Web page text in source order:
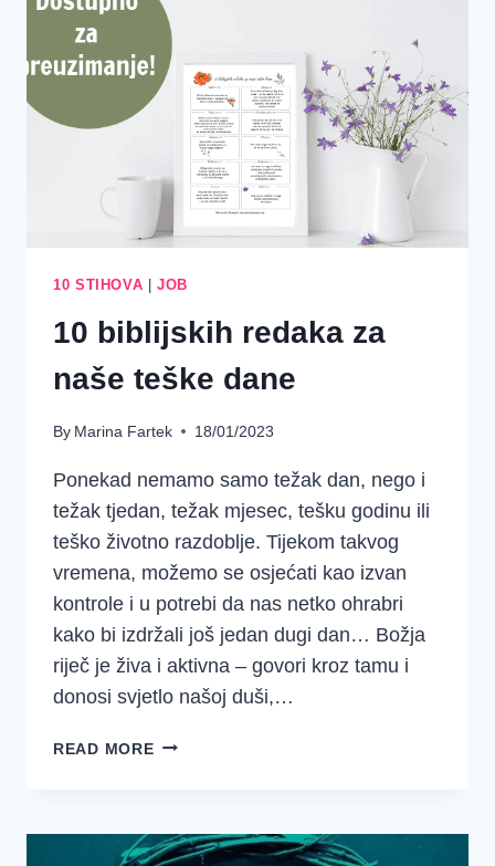
10 STIHOVA |JOB
10 biblijskih redaka za
naše teške dane
By Marina Fartek 18/01/2023
Ponekad nemamo samo težak dan, nego i
težak tjedan, težak mjesec, tešku godinu ili
teško životno razdoblje. Tijekom takvog
vremena, možemo se osjećati kao izvan
kontrole i u potrebi da nas netko ohrabri
kako bi izdržali još jedan dugi dan… Božja
riječ je živa i aktivna – govori kroz tamu i
donosi svjetlo našoj duši,…
READ MORE10
NAŠE